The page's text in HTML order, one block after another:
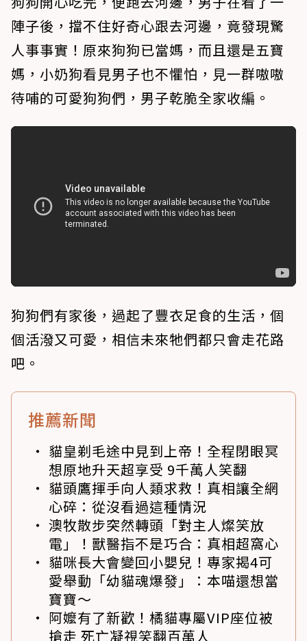
陣子後，擋不住好奇心跟去河邊，竟發現驚
人事事實！原來狗狗已當媽，而且還是五寶
媽，小奶狗看見男子也不懼怕，見一群嗷嗷
待哺的可愛狗狗們，男子乾脆全家收編。
狗狗們有家後，過起了豐衣足食的生活，個
個活潑又可愛，相信未來牠們都只會走花路
吧。
推薦新聞
貓皇剃毛途中見到上帝！全程閉眼冥
想原地升天超享受 9千萬人笑翻
貓頭鷹揮手向人類求救！真相讓全網
心碎：從沒看過這種情況
澳牧散步突然轉頭「對主人燦笑放
電」！獸醫指不是巧合：真相超窩心
貓咪長大會變回小嬰兒！專家揭4可
愛舉動「幼貓魂爆發」：本喵還想當
寶寶～
阿嬤有了新歡！橘貓專屬VIP座位被
搶走 死亡凝視笑翻百萬人